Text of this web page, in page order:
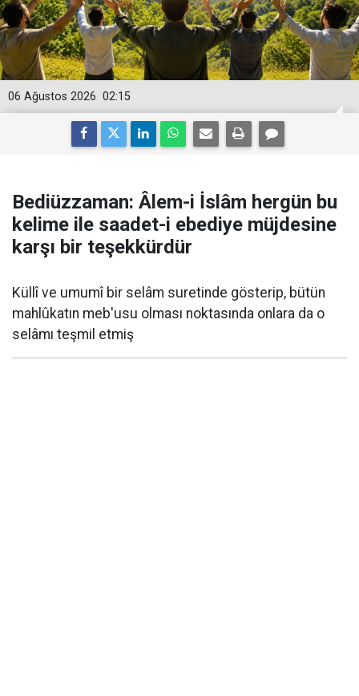
02:15
06 Ağustos 2026
Bediüzzaman: Âlem-i İslâm hergün bu
kelime ile saadet-i ebediye müjdesine
karşı bir teşekkürdür
Küllî ve umumî bir selâm suretinde gösterip, bütün
mahlûkatın meb'usu olması noktasında onlara da o
selâmı teşmil etmiş